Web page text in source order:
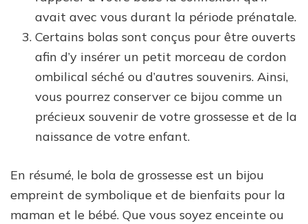
avait avec vous durant la période prénatale.
Certains bolas sont conçus pour être ouverts
afin d’y insérer un petit morceau de cordon
ombilical séché ou d’autres souvenirs. Ainsi,
vous pourrez conserver ce bijou comme un
précieux souvenir de votre grossesse et de la
naissance de votre enfant.
En résumé, le bola de grossesse est un bijou
empreint de symbolique et de bienfaits pour la
maman et le bébé. Que vous soyez enceinte ou